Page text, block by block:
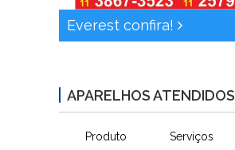
Everest confira!
APARELHOS ATENDIDOS
Produto Serviços